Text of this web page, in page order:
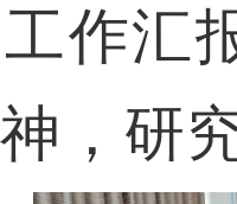
作汇
，研